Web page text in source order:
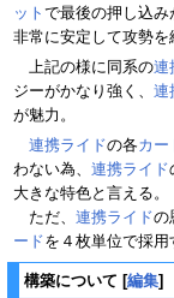
ット で最後の押し込み
非常に安定して攻勢を
上記の様に同系の連
ジーがかなり強く、 連
が魅力。
連携ライドの各カー
わない為、 連携ライド
大きな特色と言える。
ただ、 連携ライドの
ードを４枚単位で採用
構築について [編集]